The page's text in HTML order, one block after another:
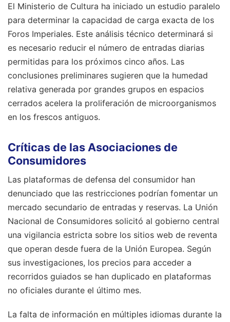
El Ministerio de Cultura ha iniciado un estudio paralelo
para determinar la capacidad de carga exacta de los
Foros Imperiales. Este análisis técnico determinará si
es necesario reducir el número de entradas diarias
permitidas para los próximos cinco años. Las
conclusiones preliminares sugieren que la humedad
relativa generada por grandes grupos en espacios
cerrados acelera la proliferación de microorganismos
en los frescos antiguos.
Críticas de las Asociaciones de
Consumidores
Las plataformas de defensa del consumidor han
denunciado que las restricciones podrían fomentar un
mercado secundario de entradas y reservas. La Unión
Nacional de Consumidores solicitó al gobierno central
una vigilancia estricta sobre los sitios web de reventa
que operan desde fuera de la Unión Europea. Según
sus investigaciones, los precios para acceder a
recorridos guiados se han duplicado en plataformas
no oficiales durante el último mes.
La falta de información en múltiples idiomas durante la